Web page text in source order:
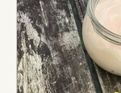
getrockneten oder